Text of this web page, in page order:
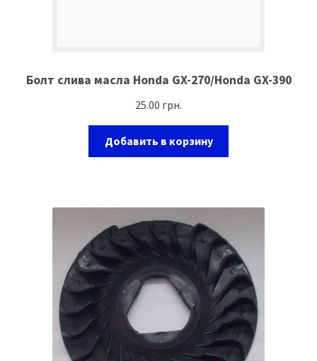
Болт слива масла Honda GX-270/Honda GX-390
25.00 грн.
Добавить в корзину